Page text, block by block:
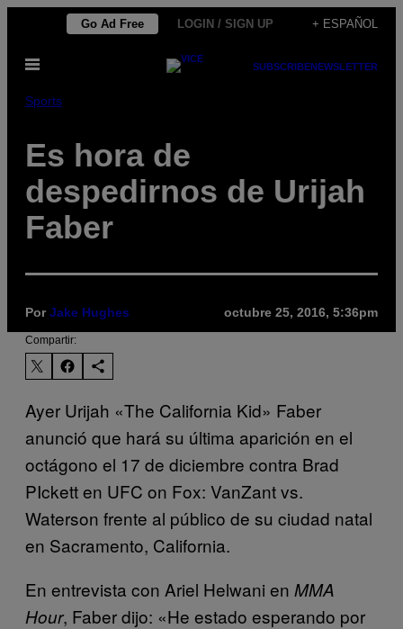
contenido
Go Ad Free LOGIN / SIGN UP + ESPAÑOL
Abrir
SUBSCRIBENEWSLETTER
Sports
Es hora de
despedirnos de Urijah
Faber
PorJake Hughes octubre 25, 2016, 5:36pm
Compartir:
Ayer Urijah «The California Kid» Faber
anunció que hará su última aparición en el
octágono el 17 de diciembre contra Brad
PIckett en UFC on Fox: VanZant vs.
Waterson frente al público de su ciudad natal
en Sacramento, California.
En entrevista con Ariel Helwani en MMA
Hour, Faber dijo: «He estado esperando por